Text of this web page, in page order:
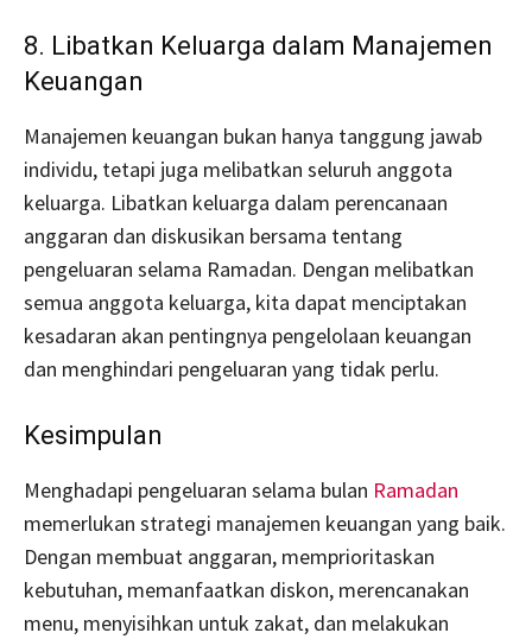
8. Libatkan Keluarga dalam Manajemen
Keuangan
Manajemen keuangan bukan hanya tanggung jawab
individu, tetapi juga melibatkan seluruh anggota
keluarga. Libatkan keluarga dalam perencanaan
anggaran dan diskusikan bersama tentang
pengeluaran selama Ramadan. Dengan melibatkan
semua anggota keluarga, kita dapat menciptakan
kesadaran akan pentingnya pengelolaan keuangan
dan menghindari pengeluaran yang tidak perlu.
Kesimpulan
Menghadapi pengeluaran selama bulan Ramadan
memerlukan strategi manajemen keuangan yang baik.
Dengan membuat anggaran, memprioritaskan
kebutuhan, memanfaatkan diskon, merencanakan
menu, menyisihkan untuk zakat, dan melakukan